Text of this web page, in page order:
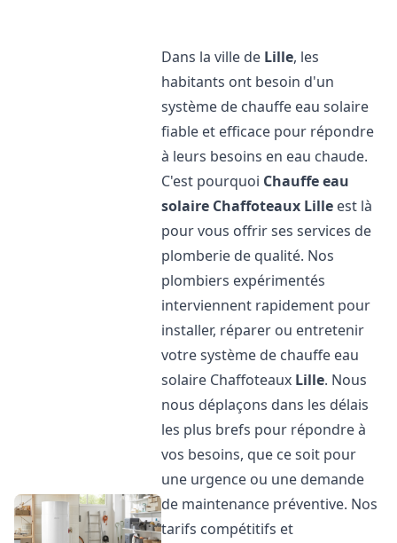
Dans la ville de Lille, les
habitants ont besoin d'un
système de chauffe eau solaire
fiable et efficace pour répondre
à leurs besoins en eau chaude.
C'est pourquoi Chauffe eau
solaire Chaffoteaux Lille est là
pour vous offrir ses services de
plomberie de qualité. Nos
plombiers expérimentés
interviennent rapidement pour
installer, réparer ou entretenir
votre système de chauffe eau
solaire Chaffoteaux Lille. Nous
nous déplaçons dans les délais
les plus brefs pour répondre à
vos besoins, que ce soit pour
une urgence ou une demande
de maintenance préventive. Nos
tarifs compétitifs et